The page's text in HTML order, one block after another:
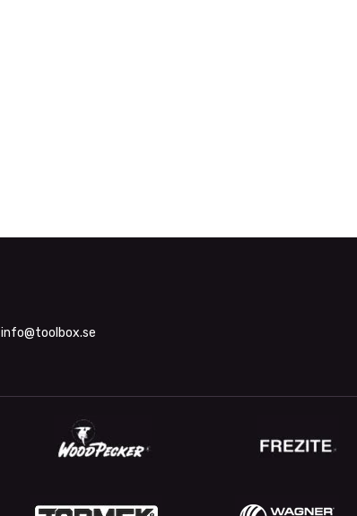
info@toolbox.se